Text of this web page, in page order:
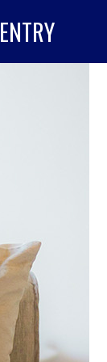
ENTRY